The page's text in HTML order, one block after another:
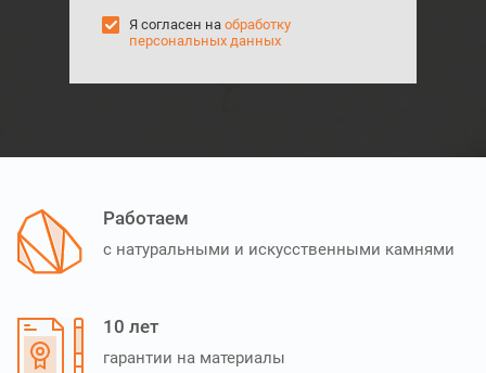
Я согласен на обработку
персональных данных
Работаем
с натуральными и искусственными камнями
10 лет
гарантии на материалы